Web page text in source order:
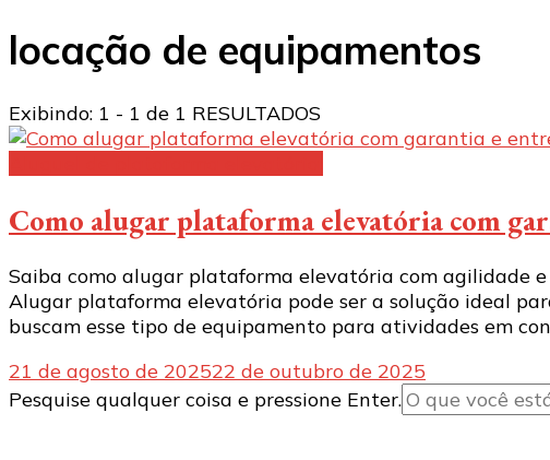
locação de equipamentos
Exibindo: 1 - 1 de 1 RESULTADOS
Como alugar plataforma elevatória com
Saiba como alugar plataforma elevatória com agilidade
Alugar plataforma elevatória pode ser a solução ideal
buscam esse tipo de equipamento para atividades em
21 de agosto de 202522 de outubro de 2025
Procurando
Pesquise qualquer coisa e pressione Enter.